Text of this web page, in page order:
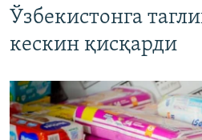
Ўзбекистонга
кескин қисқарди